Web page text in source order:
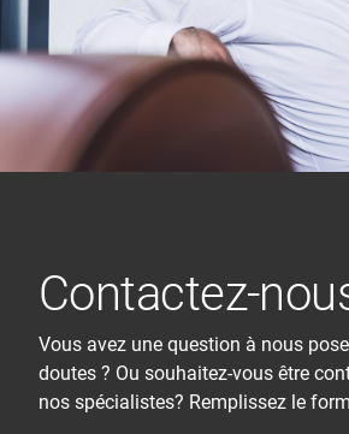
Contactez-
Vous avez une question à nous
doutes ? Ou souhaitez-vous être
nos spécialistes? Remplissez le